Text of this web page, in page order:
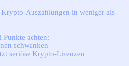
Krypto-Auszahlungen in weniger als
Punkte achten:
schwanken
seriöse Krypto-Lizenzen